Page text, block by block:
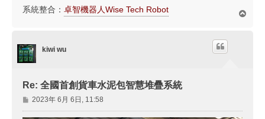
系統整合： 卓智機器人Wise Tech Robot
kiwi wu
Re: 全國首創貨車水泥包智慧堆疊系統
文
章
2023年 6月 6日, 11:58